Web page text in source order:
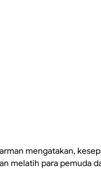
mengatakan,
melatih para pemuda